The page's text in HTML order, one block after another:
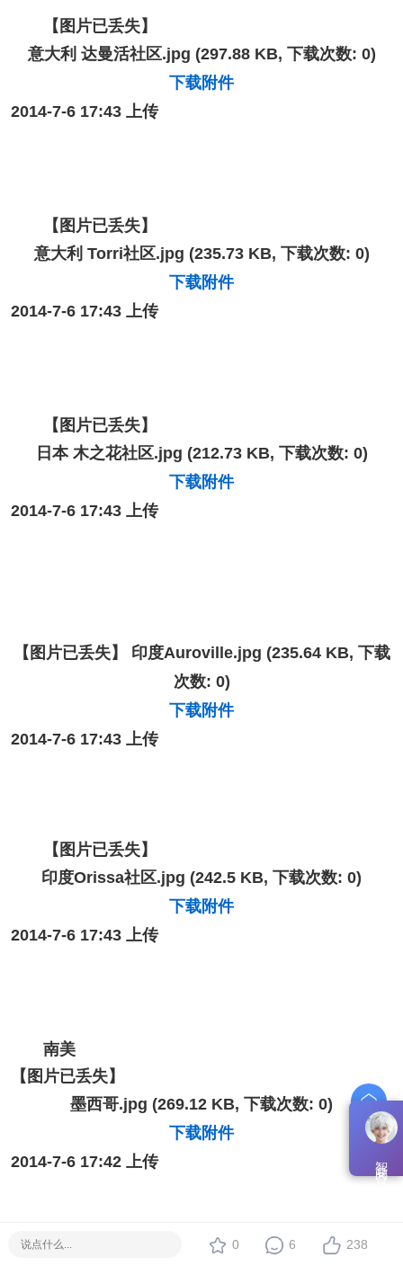
【图片已丢失】
意大利 达曼活社区.jpg (297.88 KB, 下载次数: 0)
下载附件
2014-7-6 17:43 上传
【图片已丢失】
意大利 Torri社区.jpg (235.73 KB, 下载次数: 0)
下载附件
2014-7-6 17:43 上传
【图片已丢失】
日本 木之花社区.jpg (212.73 KB, 下载次数: 0)
下载附件
2014-7-6 17:43 上传
【图片已丢失】 印度Auroville.jpg (235.64 KB, 下载
次数: 0)
下载附件
2014-7-6 17:43 上传
【图片已丢失】
印度Orissa社区.jpg (242.5 KB, 下载次数: 0)
下载附件
2014-7-6 17:43 上传
南美
【图片已丢失】
墨西哥.jpg (269.12 KB, 下载次数: 0)
下载附件
2014-7-6 17:42 上传
0 6 238